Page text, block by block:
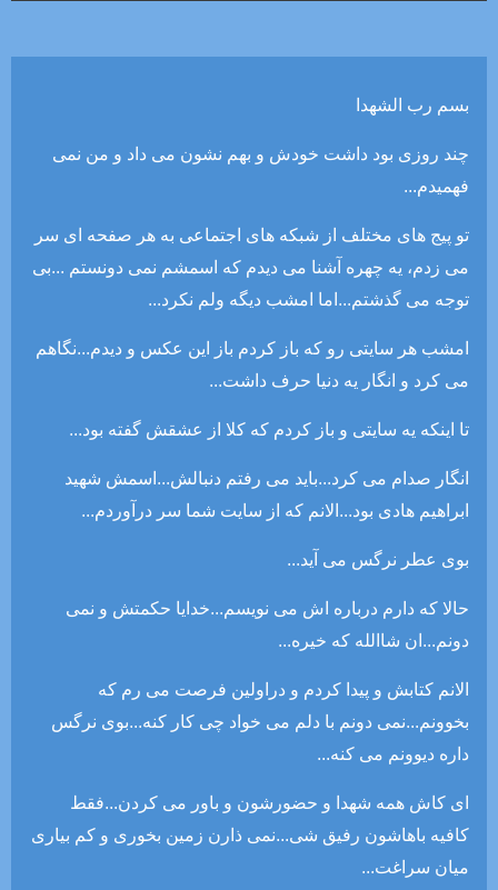
بسم رب الشهدا
چند روزی بود داشت خودش و بهم نشون می داد و من نمی
فهمیدم...
تو پیج های مختلف از شبکه های اجتماعی به هر صفحه ای سر
می زدم، یه چهره آشنا می دیدم که اسمشم نمی دونستم ...بی
توجه می گذشتم...اما امشب دیگه ولم نکرد...
امشب هر سایتی رو که باز کردم باز این عکس و دیدم...نگاهم
می کرد و انگار یه دنیا حرف داشت...
تا اینکه یه سایتی و باز کردم که کلا از عشقش گفته بود...
انگار صدام می کرد...باید می رفتم دنبالش...اسمش شهید
ابراهیم هادی بود...الانم که از سایت شما سر درآوردم...
بوی عطر نرگس می آید...
حالا که دارم درباره اش می نویسم...خدایا حکمتش و نمی
دونم...ان شاالله که خیره...
الانم کتابش و پیدا کردم و دراولین فرصت می رم که
بخوونم...نمی دونم با دلم می خواد چی کار کنه...بوی نرگس
داره دیوونم می کنه...
ای کاش همه شهدا و حضورشون و باور می کردن...فقط
کافیه باهاشون رفیق شی...نمی ذارن زمین بخوری و کم بیاری
میان سراغت...